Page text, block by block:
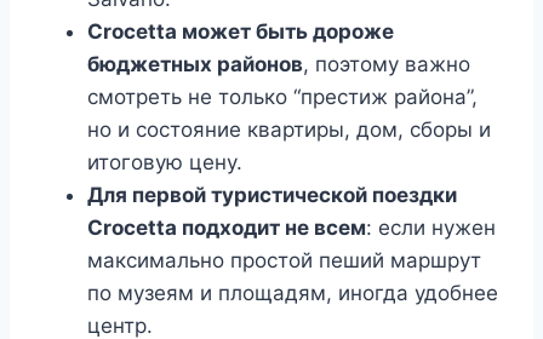
Crocetta может быть дороже
бюджетных районов, поэтому важно
смотреть не только “престиж района”,
но и состояние квартиры, дом, сборы и
итоговую цену.
Для первой туристической поездки
Crocetta подходит не всем: если нужен
максимально простой пеший маршрут
по музеям и площадям, иногда удобнее
центр.